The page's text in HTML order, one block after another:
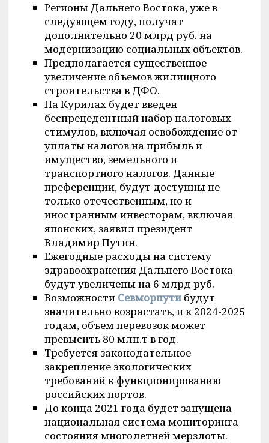
Регионы Дальнего Востока, уже в
следующем году, получат
дополнительно 20 млрд руб. на
модернизацию социальных объектов.
Предполагается существенное
увеличение объемов жилищного
строительства в ДФО.
На Курилах будет введен
беспрецедентный набор налоговых
стимулов, включая освобождение от
уплаты налогов на прибыль и
имущество, земельного и
транспортного налогов. Данные
преференции, будут доступны не
только отечественным, но и
иностранным инвесторам, включая
японских, заявил президент
Владимир Путин.
Ежегодные расходы на систему
здравоохранения Дальнего Востока
будут увеличены на 6 млрд руб.
Возможности Севморпутибудут
значительно возрастать, и к 2024-2025
годам, объем перевозок может
превысить 80 млн.т в год.
Требуется законодательное
закрепление экологических
требований к функционированию
российских портов.
До конца 2021 года будет запущена
национальная система мониторинга
состояния многолетней мерзлоты.